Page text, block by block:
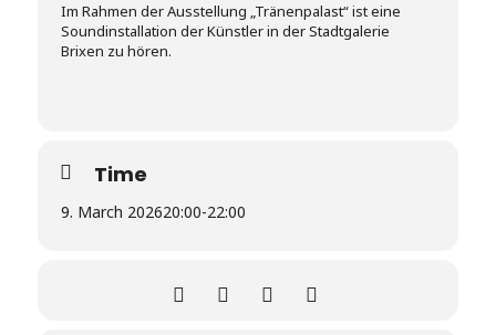
Im Rahmen der Ausstellung „Tränenpalast“ ist eine
Soundinstallation der Künstler in der Stadtgalerie
Brixen zu hören.
Time
9. March 202620:00-22:00